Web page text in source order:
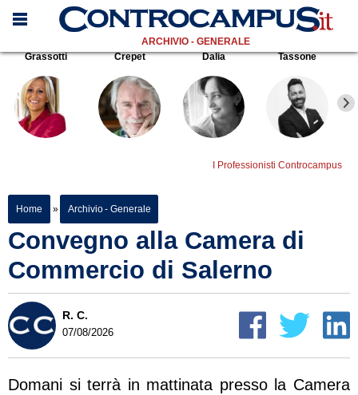
ARCHIVIO - GENERALE
Grassotti
Crepet Dalia Tassone
I Professionisti Controcampus
Home » Archivio - Generale
Convegno alla Camera di
Commercio di Salerno
R. C.
07/08/2026
Domani si terrà in mattinata presso la Camera